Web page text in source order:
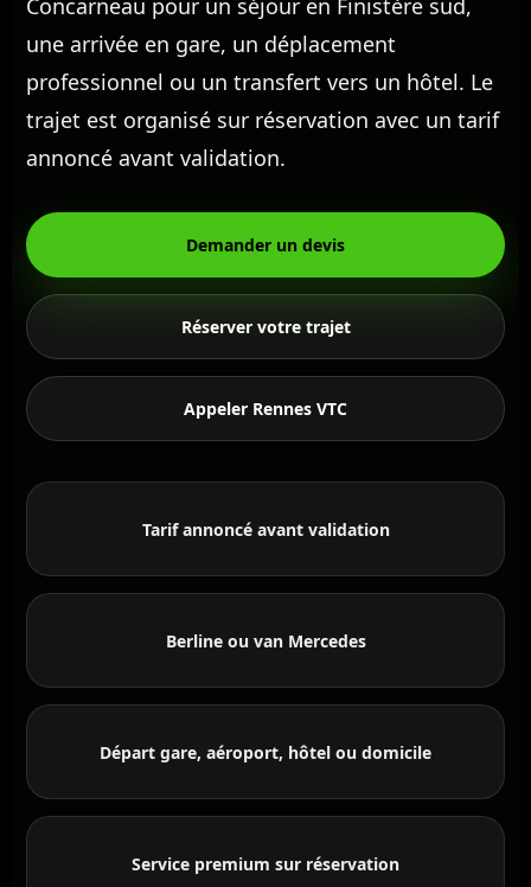
Concarneau pour un séjour en Finistère sud,
une arrivée en gare, un déplacement
professionnel ou un transfert vers un hôtel. Le
trajet est organisé sur réservation avec un tarif
annoncé avant validation.
Demander un devis
Réserver votre trajet
Appeler Rennes VTC
Tarif annoncé avant validation
Berline ou van Mercedes
Départ gare, aéroport, hôtel ou domicile
Service premium sur réservation